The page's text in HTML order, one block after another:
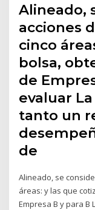
Alineado,
acciones
cinco
bolsa,
de
evaluar
tanto un
de
Alineado, se
áreas: y las que
Empresa B y para B